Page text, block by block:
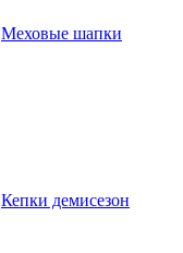
Меховые шапки
Кепки демисезон